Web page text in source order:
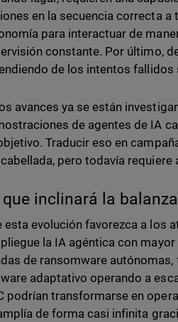
en la secuencia correcta
para interactuar de
constante. Por último,
de los intentos
avances ya se están
de agentes de IA
Traducir eso en
pero todavía requiere
que inclinará la balanza
esta evolución favorezca a los
la IA agéntica con
de ransomware
adaptativo operando a
podrían transformarse en
de forma casi infinita